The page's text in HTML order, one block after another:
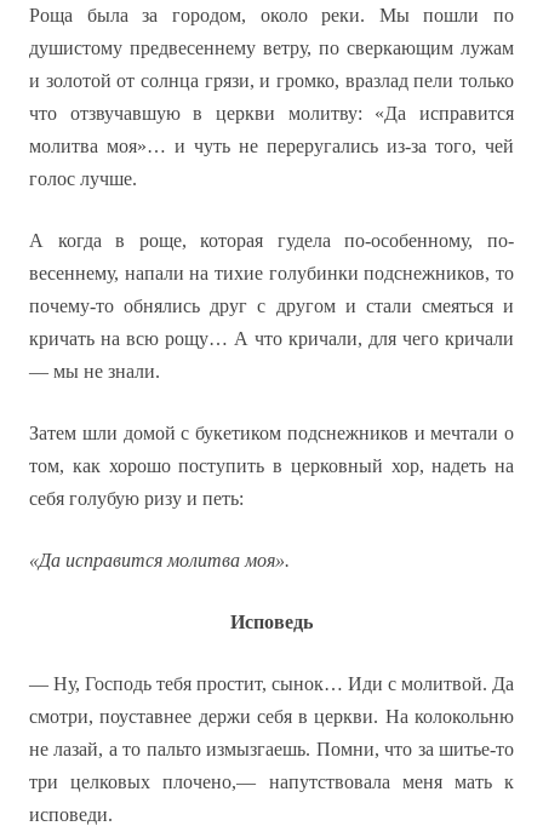
Роща была за городом, около реки. Мы пошли по
душистому предвесеннему ветру, по сверкающим лужам
и золотой от солнца грязи, и громко, вразлад пели только
что отзвучавшую в церкви молитву: «Да исправится
молитва моя»… и чуть не переругались из-за того, чей
голос лучше.
А когда в роще, которая гудела по-особенному, по-
весеннему, напали на тихие голубинки подснежников, то
почему-то обнялись друг с другом и стали смеяться и
кричать на всю рощу… А что кричали, для чего кричали
— мы не знали.
Затем шли домой с букетиком подснежников и мечтали о
том, как хорошо поступить в церковный хор, надеть на
себя голубую ризу и петь:
«Да исправится молитва моя».
Исповедь
— Ну, Господь тебя простит, сынок… Иди с молитвой. Да
смотри, поуставнее держи себя в церкви. На колокольню
не лазай, а то пальто измызгаешь. Помни, что за шитье-то
три целковых плочено,— напутствовала меня мать к
исповеди.